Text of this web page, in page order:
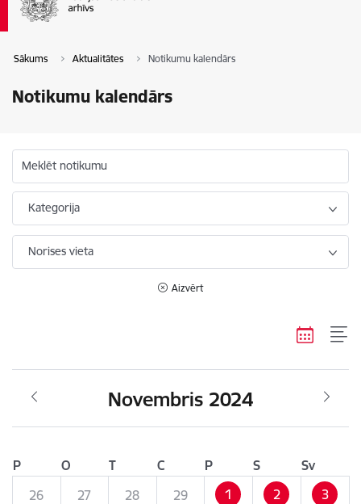
Sākums Aktualitātes Notikumu kalendārs
Notikumu kalendārs
Meklēt notikumu
Kategorija
Norises vieta
Aizvērt
Novembris 2024
P O T C P S
Sv
26
27 28 29 1 2 3